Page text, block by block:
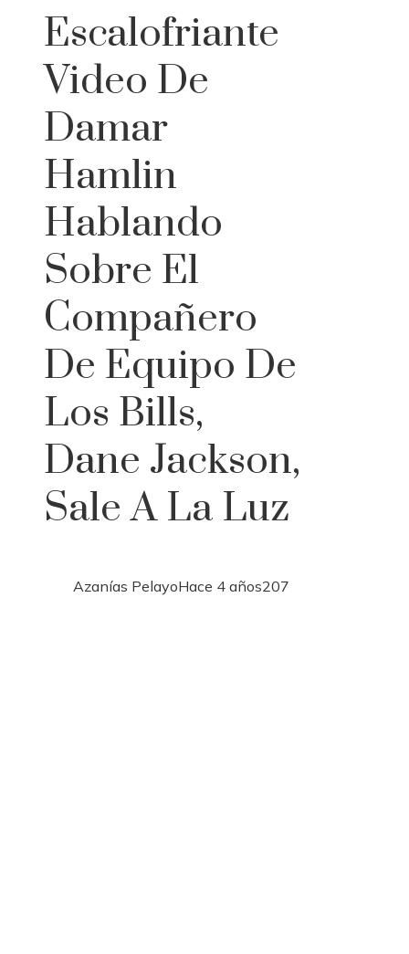
Escalofriante
Video De
Damar
Hamlin
Hablando
Sobre El
Compañero
De Equipo De
Los Bills,
Dane Jackson,
Sale A La Luz
Azanías PelayoHace 4 años207